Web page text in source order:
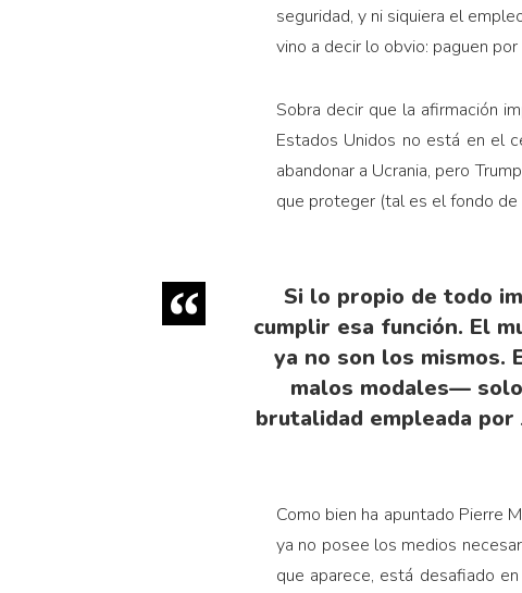
seguridad, y ni siquiera el
vino a decir lo obvio: paguen
Sobra decir que la afirmación
Estados Unidos no está en el
abandonar a Ucrania, pero
que proteger (tal es el fondo
Si lo propio de todo
cumplir esa función. El
ya no son los mismos.
malos modales—
brutalidad empleada por
Como bien ha apuntado Pierre
ya no posee los medios
que aparece, está desafiado